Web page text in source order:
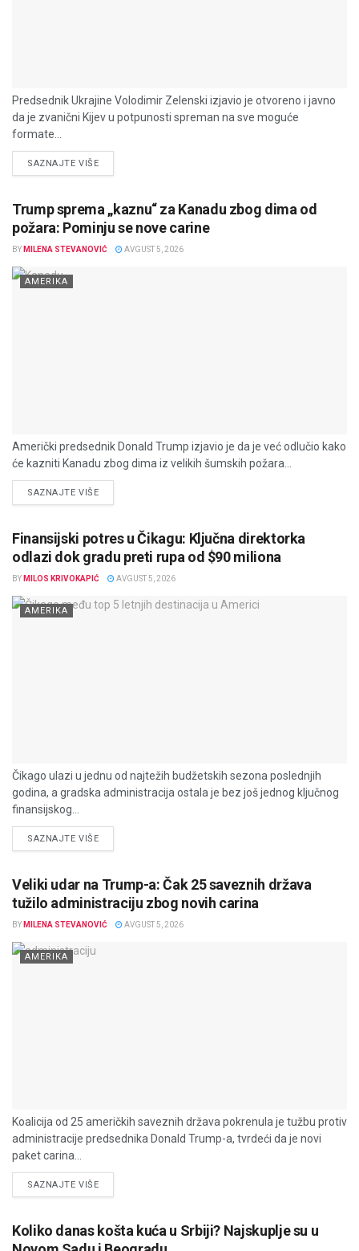
Predsednik Ukrajine Volodimir Zelenski izjavio je otvoreno i javno
da je zvanični Kijev u potpunosti spreman na sve moguće
formate...
SAZNAJTE VIŠEDETAILS
Trump sprema „kaznu“ za Kanadu zbog dima od
požara: Pominju se nove carine
BY MILENA STEVANOVIĆ AVGUST 5, 2026
AMERIKA
Američki predsednik Donald Trump izjavio je da je već odlučio kako
će kazniti Kanadu zbog dima iz velikih šumskih požara...
SAZNAJTE VIŠEDETAILS
Finansijski potres u Čikagu: Ključna direktorka
odlazi dok gradu preti rupa od $90 miliona
BY MILOS KRIVOKAPIĆ AVGUST 5, 2026
AMERIKA
Čikago ulazi u jednu od najtežih budžetskih sezona poslednjih
godina, a gradska administracija ostala je bez još jednog ključnog
finansijskog...
SAZNAJTE VIŠEDETAILS
Veliki udar na Trump-a: Čak 25 saveznih država
tužilo administraciju zbog novih carina
BY MILENA STEVANOVIĆ AVGUST 5, 2026
AMERIKA
Koalicija od 25 američkih saveznih država pokrenula je tužbu protiv
administracije predsednika Donald Trump-a, tvrdeći da je novi
paket carina...
SAZNAJTE VIŠEDETAILS
Koliko danas košta kuća u Srbiji? Najskuplje su u